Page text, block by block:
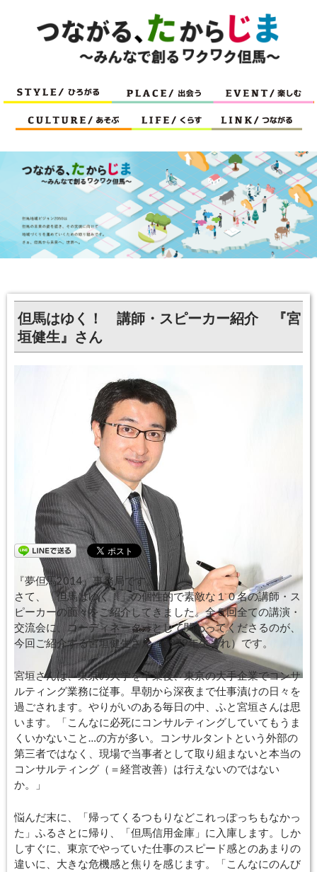
但馬はゆく！ 講師・スピーカー紹介 『宮
垣健生』さん
『夢但馬2014』事務局です。
さて、「但馬はゆく！」の個性的で素敵な１０名の講師・ス
ピーカーの面々をご紹介してきました。全５回全ての講演・
交流会に、コーディネーターとして関わってくださるのが、
今回ご紹介する宮垣健生さん（1979年生まれ）です。
宮垣さんは、東京の大学を卒業後、東京の大手企業でコンサ
ルティング業務に従事。早朝から深夜まで仕事漬けの日々を
過ごされます。やりがいのある毎日の中、ふと宮垣さんは思
います。「こんなに必死にコンサルティングしていてもうま
くいかないこと…の方が多い。コンサルタントという外部の
第三者ではなく、現場で当事者として取り組まないと本当の
コンサルティング（＝経営改善）は行えないのではない
か。」
悩んだ末に、「帰ってくるつもりなどこれっぽっちもなかっ
た」ふるさとに帰り、「但馬信用金庫」に入庫します。しか
しすぐに、東京でやっていた仕事のスピード感とのあまりの
違いに、大きな危機感と焦りを感じます。「こんなにのんび